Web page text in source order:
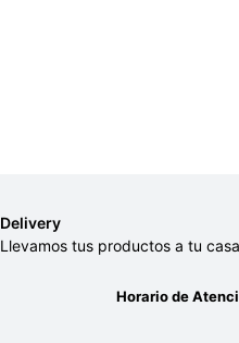
Delivery
Llevamos tus productos a tu casa
Horario de